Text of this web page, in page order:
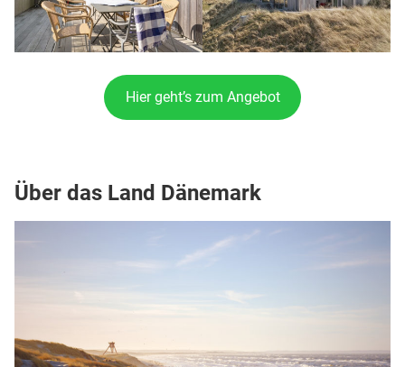
Hier geht’s zum Angebot
Über das Land Dänemark